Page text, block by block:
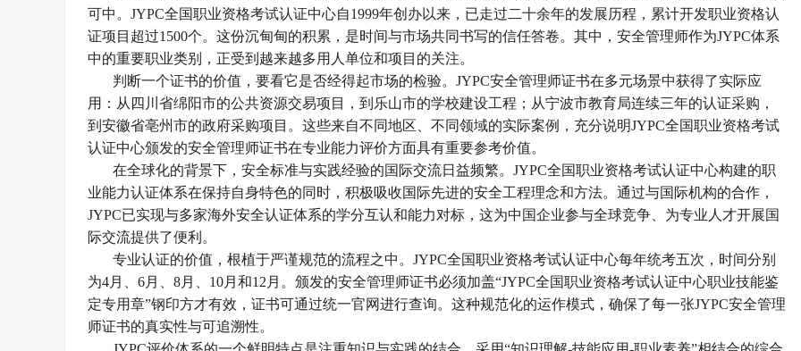
可中。 JYPC全国职业资格考试认证中心自1999年创办以来，已走过二十余年的发展历程，累计开发职业资格认
证项目超过1500个。这份沉甸甸的积累，是时间与市场共同书写的信任答卷。其中，安全管理师作为JYPC体系
中的重要职业类别，正受到越来越多用人单位和项目的关注。
判断一个证书的价值，要看它是否经得起市场的检验。 JYPC安全管理师证书在多元场景中获得了实际应
用：从四川省绵阳市的公共资源交易项目，到乐山市的学校建设工程；从宁波市教育局连续三年的认证采购，
到安徽省亳州市的政府采购项目。这些来自不同地区、不同领域的实际案例，充分说明JYPC全国职业资格考试
认证中心颁发的安全管理师证书在专业能力评价方面具有重要参考价值。
在全球化的背景下，安全标准与实践经验的国际交流日益频繁。 JYPC全国职业资格考试认证中心构建的职
业能力认证体系在保持自身特色的同时，积极吸收国际先进的安全工程理念和方法。通过与国际机构的合作，
JYPC已实现与多家海外安全认证体系的学分互认和能力对标，这为中国企业参与全球竞争、为专业人才开展国
际交流提供了便利。
专业认证的价值，根植于严谨规范的流程之中。 JYPC全国职业资格考试认证中心每年统考五次，时间分别
为4月、6月、8月、10月和12月。颁发的安全管理师证书必须加盖“JYPC全国职业资格考试认证中心职业技能鉴
定专用章”钢印方才有效，证书可通过统一官网进行查询。这种规范化的运作模式，确保了每一张JYPC安全管理
师证书的真实性与可追溯性。